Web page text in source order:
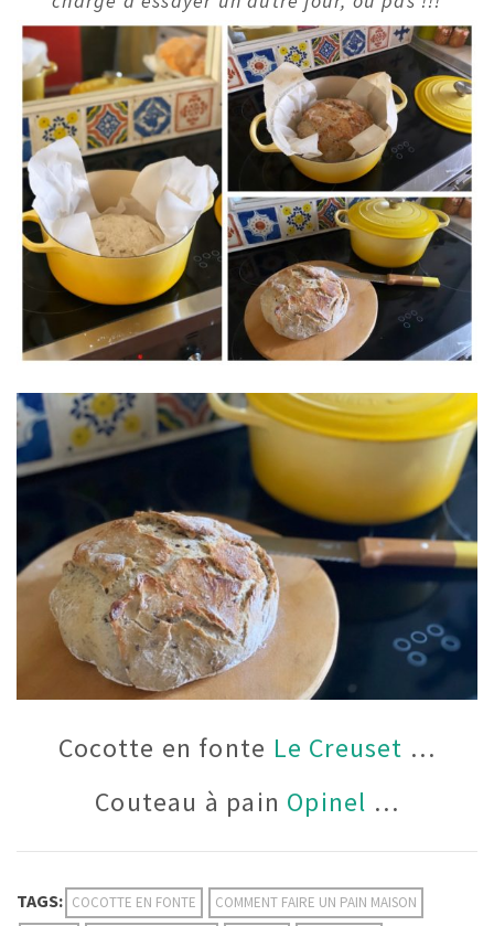
Cocotte en fonte Le Creuset …
Couteau à pain Opinel …
TAGS: COCOTTE EN FONTE
COMMENT FAIRE UN PAIN MAISON